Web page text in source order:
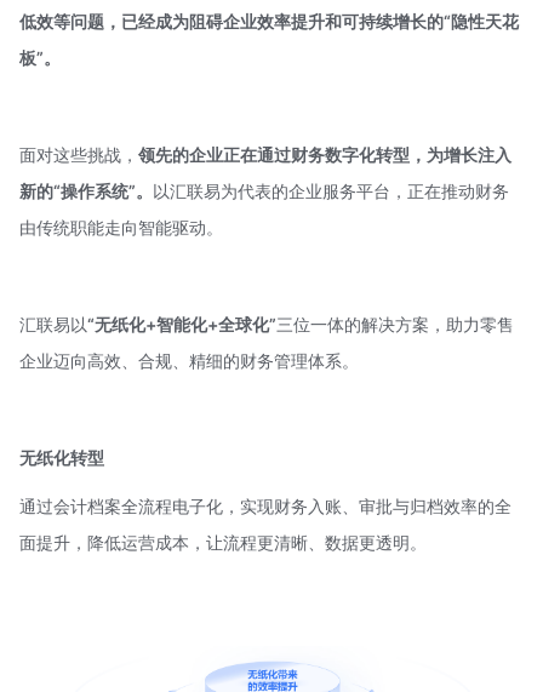
低效等问题，已经成为阻碍企业效率提升和可持续增长的“隐性天花
板”。
面对这些挑战， 领先的企业正在通过财务数字化转型，为增长注入
新的“操作系统”。 以汇联易为代表的企业服务平台，正在推动财务
由传统职能走向智能驱动。
汇联易以“无纸化+智能化+全球化”三位一体的解决方案，助力零售
企业迈向高效、合规、精细的财务管理体系。
无纸化转型
通过会计档案全流程电子化，实现财务入账、审批与归档效率的全
面提升，降低运营成本，让流程更清晰、数据更透明。